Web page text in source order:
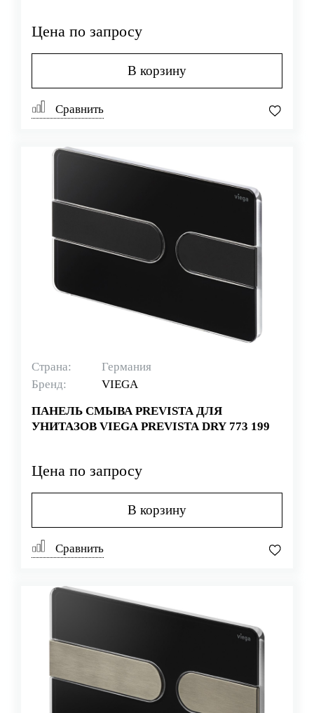
Цена по запросу
В корзину
Сравнить
Страна:
Германия
Бренд:
VIEGA
ПАНЕЛЬ СМЫВА PREVISTA ДЛЯ
УНИТАЗОВ VIEGA PREVISTA DRY 773 199
Цена по запросу
В корзину
Сравнить